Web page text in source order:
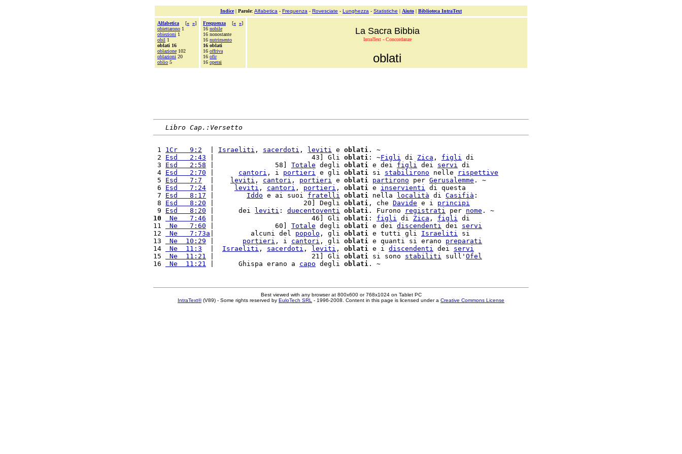
Indice| Parole: Alfabetica - Frequenza - Rovesciate - Lunghezza - Statistiche | Aiuto | Biblioteca IntraText
Alfabetica [« »]
obiettarono 1
obiezioni 1
obil 1
oblati 16
oblazione 102
oblazioni 20
oblio 5
Frequenza [« »]
16 nobile
16 nonostante
16 nutrimento
16 oblati
16 offriva
16 ofir
16 operai
La Sacra Bibbia
IntraText - Concordanze
oblati
Libro Cap.:Versetto
1 1Cr   9:2 Israeliti , sacerdoti , leviti e oblati . ~
2 Esd   2:43 |                        43] Gli oblati : ~Figli di Zica , figli di
3 Esd   2:58 |               58] Totale degli oblati e dei figli dei servi di
4 Esd   2:70 cantori , i portieri e gli oblati si stabilirono nelle
rispettive
5 Esd   7:7 leviti , cantori , portieri e oblati partirono per Gerusalemme . ~
6 Esd   7:24 leviti , cantori , portieri , oblati e inservienti di questa
7 Esd   8:17 Iddo e ai suoi fratelli oblati nella località di Casifià :
8 Esd   8:20 |                      20] Degli oblati , che Davide e i principi
9 Esd   8:20 |      dei leviti : duecentoventi oblati . Furono registrati per nome
10
Ne   7:46 |                        46] Gli oblati : figli di Zica , figli di
11
Ne   7:60 |               60] Totale degli oblati e dei discendenti dei servi
12
Ne   7:73a |         alcuni del popolo , gli oblati e tutti gli Israeliti si
13
Ne  10:29 portieri , i cantori , gli oblati e quanti si erano preparati
14
Ne  11:3 Israeliti , sacerdoti , leviti , oblati e i discendenti dei servi
15
Ne  11:21 |                        21] Gli oblati si sono stabiliti sull' Ofel
16
Ne  11:21 |      Ghispa erano a capo degli oblati
Best viewed with any browser at 800x600 or 768x1024 on Tablet PC
IntraText®(V89) - Some rights reserved by EuloTech SRL - 1996-2008. Content in this page is licensed under a Creative Commons License